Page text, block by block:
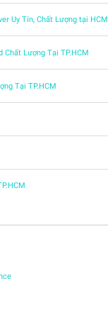
Uy Tín, Chất Lượng tại HCM
Chất Lượng Tại TP.HCM
Tại TP.HCM